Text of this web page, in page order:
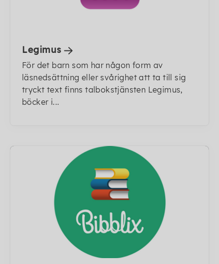
Legimus
För det barn som har någon form av
läsnedsättning eller svårighet att ta till sig
tryckt text finns talbokstjänsten Legimus,
böcker i...